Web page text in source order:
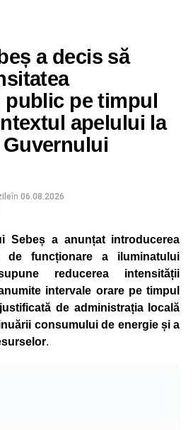
a decis să
pe timpul
apelului la
în 06.08.2026
Sebeș a anunțat introducerea
funcționare a iluminatului
reducerea intensității
intervale orare pe timpul
de administrația locală
consumului de energie și a
.